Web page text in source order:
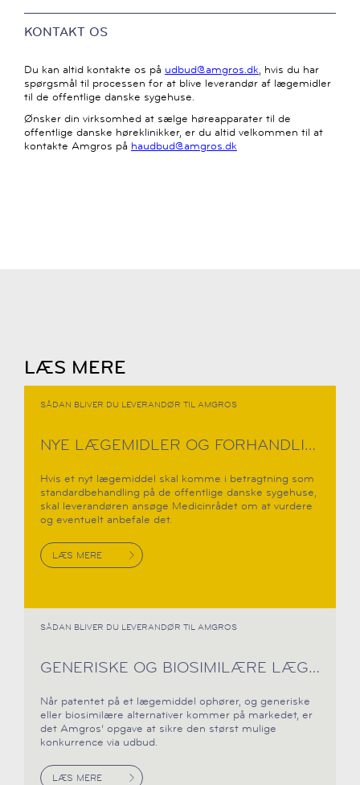
KONTAKT OS
Du kan altid kontakte os på udbud@amgros.dk, hvis du har
spørgsmål til processen for at blive leverandør af lægemidler
til de offentlige danske sygehuse.
Ønsker din virksomhed at sælge høreapparater til de
offentlige danske høreklinikker, er du altid velkommen til at
kontakte Amgros på haudbud@amgros.dk
LÆS MERE
SÅDAN BLIVER DU LEVERANDØR TIL AMGROS
NYE LÆGEMIDLER OG FORHANDLING
Hvis et nyt lægemiddel skal komme i betragtning som
standardbehandling på de offentlige danske sygehuse,
skal leverandøren ansøge Medicinrådet om at vurdere
og eventuelt anbefale det.
LÆS MERE
SÅDAN BLIVER DU LEVERANDØR TIL AMGROS
GENERISKE OG BIOSIMILÆRE LÆGEMIDLER
Når patentet på et lægemiddel ophører, og generiske
eller biosimilære alternativer kommer på markedet, er
det Amgros’ opgave at sikre den størst mulige
konkurrence via udbud.
LÆS MERE